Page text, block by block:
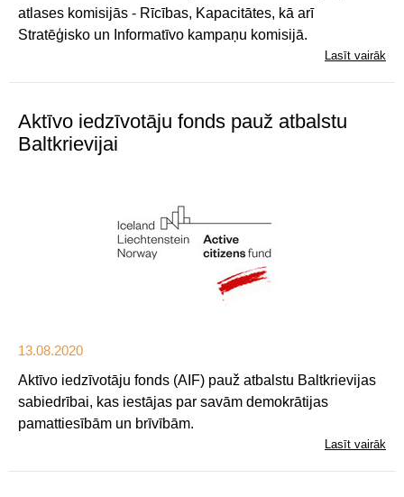
atlases komisijās - Rīcības, Kapacitātes, kā arī
Stratēģisko un Informatīvo kampaņu komisijā.
Lasīt vairāk
Aktīvo iedzīvotāju fonds pauž atbalstu
Baltkrievijai
13.08.2020
Aktīvo iedzīvotāju fonds (AIF) pauž atbalstu Baltkrievijas
sabiedrībai, kas iestājas par savām demokrātijas
pamattiesībām un brīvībām.
Lasīt vairāk